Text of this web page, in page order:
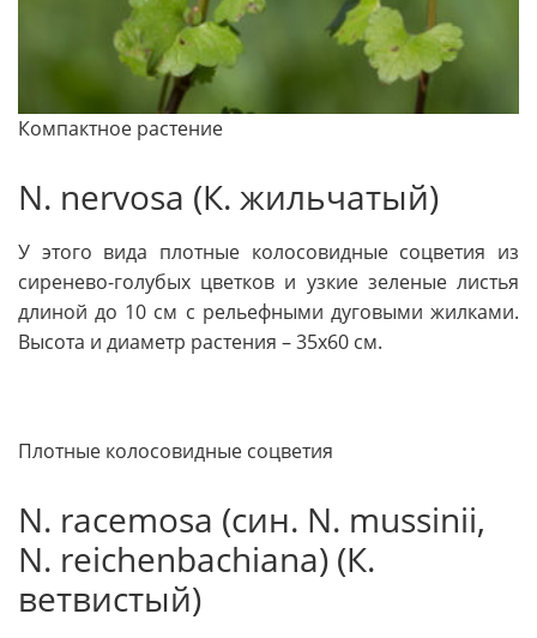
Компак­тное растение
N. nervosa (К. жильчатый)
У этого вида плотные колосовидные соцветия из
сиренево-голубых цветков и узкие зеленые листья
длиной до 10 см с рельефными дуговыми жилками.
Высота и диаметр растения – 35х60 см.
Плотные колосовидные соцветия
N. racemosa (син. N. mussinii,
N. reichenbachiana) (К.
ветвистый)